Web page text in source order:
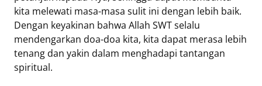
kita melewati masa-masa sulit ini dengan lebih baik.
Dengan keyakinan bahwa Allah SWT selalu
mendengarkan doa-doa kita, kita dapat merasa lebih
tenang dan yakin dalam menghadapi tantangan
spiritual.